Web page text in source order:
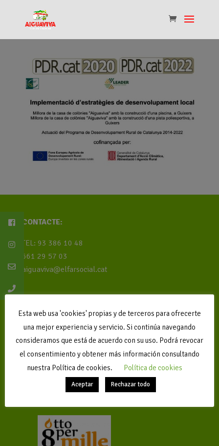
CONTACTE:
TEL: 93 386 10 48
661 29 57 03
aiguaviva@elfarsocial.cat
Registre d’Instal·lacions juvenils amb el nº
CC000474.
Pertany a L´EEC
Gestió: El Far Social
Avís legal, política de privacitat
Esta web usa 'cookies' propias y de terceros para ofrecerte
una mejor experiencia y servicio. Si continúa navegando
consideramos que está de acuerdo con su uso. Podrá revocar
el consentimiento y obtener más información consultando
nuestra Política de cookies.
Política de cookies
Aceptar Rechazar todo